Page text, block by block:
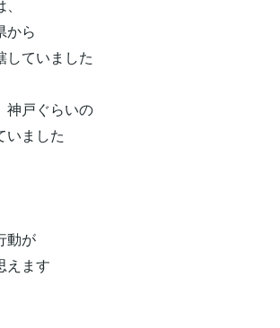
から
していました
神戸ぐらいの
いました
動が
えます